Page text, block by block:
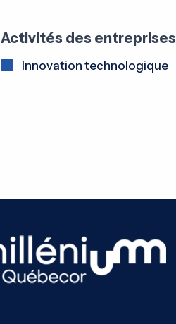
Activités des entreprises
Innovation technologique